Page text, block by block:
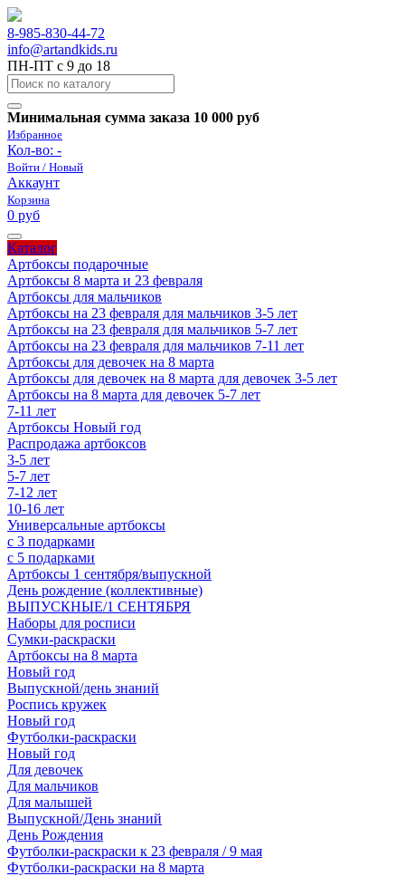
8-985-830-44-72
info@artandkids.ru
ПН-ПТ с 9 до 18
Минимальная сумма заказа 10 000 руб
Избранное
Кол-во: -
Войти / Новый
Аккаунт
Корзина
0 руб
Каталог
Артбоксы подарочные
Артбоксы 8 марта и 23 февраля
Артбоксы для мальчиков
Артбоксы на 23 февраля для мальчиков 3-5 лет
Артбоксы на 23 февраля для мальчиков 5-7 лет
Артбоксы на 23 февраля для мальчиков 7-11 лет
Артбоксы для девочек на 8 марта
Артбоксы для девочек на 8 марта для девочек 3-5 лет
Артбоксы на 8 марта для девочек 5-7 лет
7-11 лет
Артбоксы Новый год
Распродажа артбоксов
3-5 лет
5-7 лет
7-12 лет
10-16 лет
Универсальные артбоксы
с 3 подарками
с 5 подарками
Артбоксы 1 сентября/выпускной
День рождение (коллективные)
ВЫПУСКНЫЕ/1 СЕНТЯБРЯ
Наборы для росписи
Сумки-раскраски
Артбоксы на 8 марта
Новый год
Выпускной/день знаний
Роспись кружек
Новый год
Футболки-раскраски
Новый год
Для девочек
Для мальчиков
Для малышей
Выпускной/День знаний
День Рождения
Футболки-раскраски к 23 февраля / 9 мая
Футболки-раскраски на 8 марта